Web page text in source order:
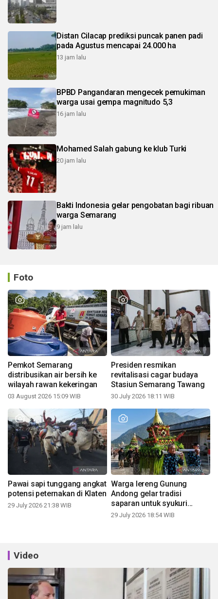
Distan Cilacap prediksi puncak panen padi
pada Agustus mencapai 24.000 ha
13 jam lalu
BPBD Pangandaran mengecek pemukiman
warga usai gempa magnitudo 5,3
16 jam lalu
Mohamed Salah gabung ke klub Turki
20 jam lalu
Bakti Indonesia gelar pengobatan bagi ribuan
warga Semarang
9 jam lalu
Foto
Pemkot Semarang
distribusikan air bersih ke
wilayah rawan kekeringan
03 August 2026 15:09 WIB
Presiden resmikan
revitalisasi cagar budaya
Stasiun Semarang Tawang
30 July 2026 18:11 WIB
Pawai sapi tunggang angkat
potensi peternakan di Klaten
29 July 2026 21:38 WIB
Warga lereng Gunung
Andong gelar tradisi
saparan untuk syukuri
panen
29 July 2026 18:54 WIB
Video